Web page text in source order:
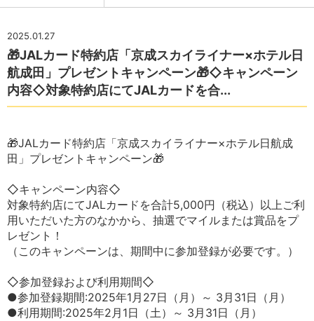
2025.01.27
🎁JALカード特約店「京成スカイライナー×ホテル日
航成田」プレゼントキャンペーン🎁◇キャンペーン
内容◇対象特約店にてJALカードを合...
🎁JALカード特約店「京成スカイライナー×ホテル日航成
田」プレゼントキャンペーン🎁
◇キャンペーン内容◇
対象特約店にてJALカードを合計5,000円（税込）以上ご利
用いただいた方のなかから、抽選でマイルまたは賞品をプ
レゼント！
（このキャンペーンは、期間中に参加登録が必要です。）
◇参加登録および利用期間◇
●参加登録期間:2025年1月27日（月）～ 3月31日（月）
●利用期間:2025年2月1日（土）～ 3月31日（月）